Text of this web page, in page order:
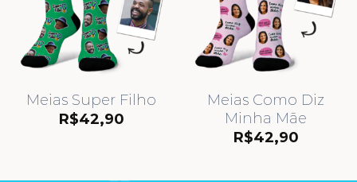
Meias Super Filho
R$42,90
Meias Como Diz
Minha Mãe
R$42,90